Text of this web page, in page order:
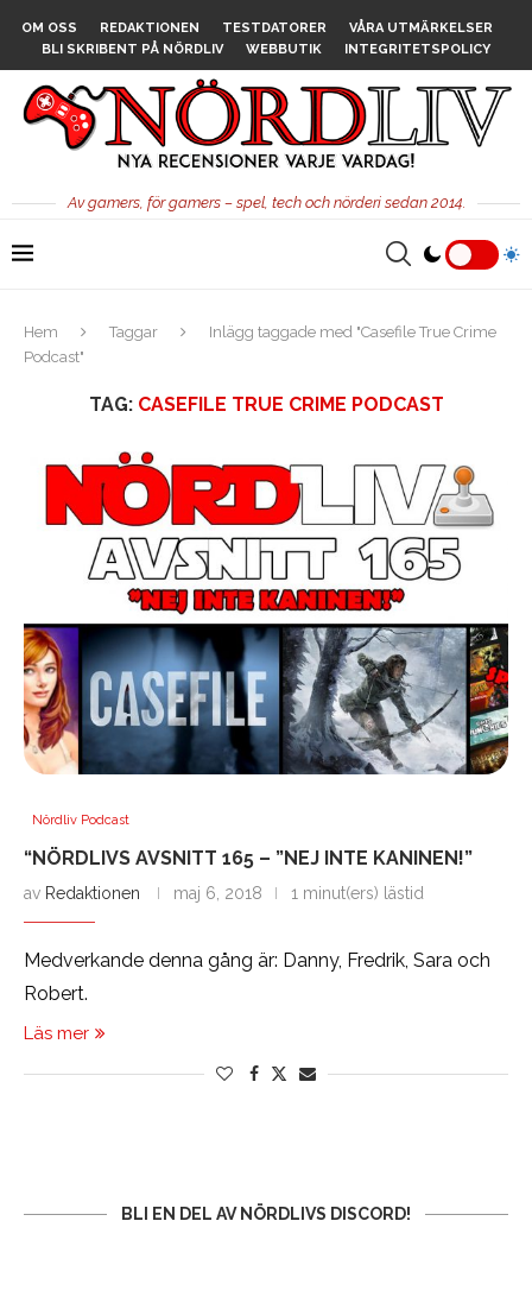
OM OSS REDAKTIONEN TESTDATORER
VÅRA UTMÄRKELSER
BLI SKRIBENT PÅ NÖRDLIV
WEBBUTIK INTEGRITETSPOLICY
Av gamers, för gamers – spel, tech och nörderi sedan 2014.
Hem Taggar
Inlägg taggade med "Casefile True Crime
Podcast"
TAG: CASEFILE TRUE CRIME PODCAST
Nördliv Podcast
“NÖRDLIVS AVSNITT 165 – ”NEJ INTE KANINEN!”
av Redaktionen maj 6, 2018 1 minut(ers) lästid
Medverkande denna gång är: Danny, Fredrik, Sara och
Robert.
Läs mer
BLI EN DEL AV NÖRDLIVS DISCORD!